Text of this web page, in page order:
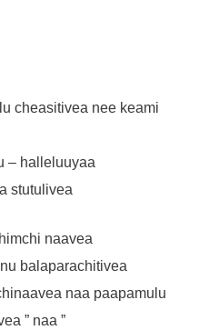
cheasitivea nee keami
– halleluuyaa
stutulivea
naavea
balaparachitivea
naa paapamulu
” naa ”